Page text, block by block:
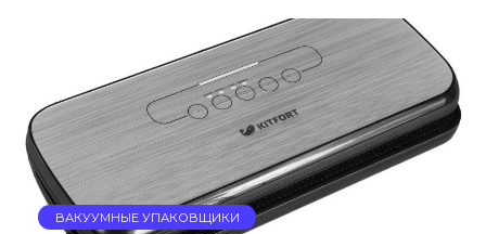
ВАКУУМНЫЕ УПАКОВЩИКИ